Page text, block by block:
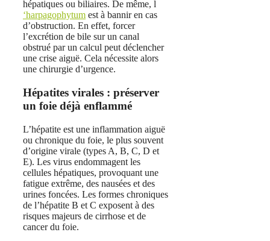
hépatiques ou biliaires. De même, l
‘harpagophytum est à bannir en cas
d’obstruction. En effet, forcer
l’excrétion de bile sur un canal
obstrué par un calcul peut déclencher
une crise aiguë. Cela nécessite alors
une chirurgie d’urgence.
Hépatites virales : préserver
un foie déjà enflammé
L’hépatite est une inflammation aiguë
ou chronique du foie, le plus souvent
d’origine virale (types A, B, C, D et
E). Les virus endommagent les
cellules hépatiques, provoquant une
fatigue extrême, des nausées et des
urines foncées. Les formes chroniques
de l’hépatite B et C exposent à des
risques majeurs de cirrhose et de
cancer du foie.